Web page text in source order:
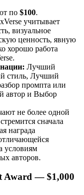
по $100.
учитывает
визуальное
ценность, явную
хорошо работа
Лучший
стиль, Лучший
промпта или
автор и Выбор
не более одной
сначала
награда
условиям
авторов.
Award — $1,000